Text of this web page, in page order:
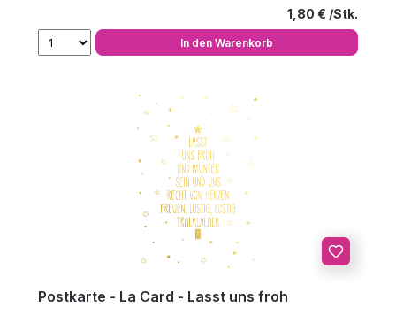
Regulärer
1,80 €
In den Warenkorb
Postkarte - La Card - Lasst uns froh